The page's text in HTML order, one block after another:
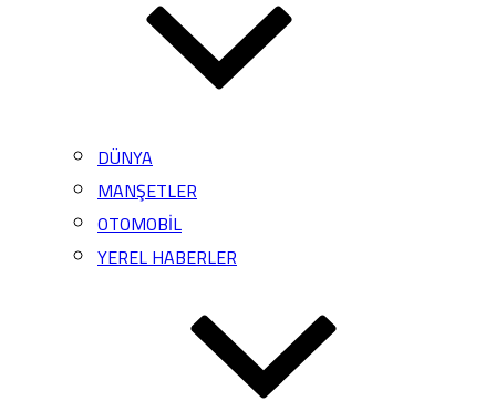
DÜNYA
MANŞETLER
OTOMOBİL
YEREL HABERLER